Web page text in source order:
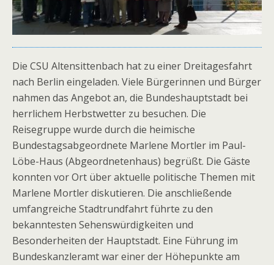
Die CSU Altensittenbach hat zu einer Dreitagesfahrt
nach Berlin eingeladen. Viele Bürgerinnen und Bürger
nahmen das Angebot an, die Bundeshauptstadt bei
herrlichem Herbstwetter zu besuchen. Die
Reisegruppe wurde durch die heimische
Bundestagsabgeordnete Marlene Mortler im Paul-
Löbe-Haus (Abgeordnetenhaus) begrüßt. Die Gäste
konnten vor Ort über aktuelle politische Themen mit
Marlene Mortler diskutieren. Die anschließende
umfangreiche Stadtrundfahrt führte zu den
bekanntesten Sehenswürdigkeiten und
Besonderheiten der Hauptstadt. Eine Führung im
Bundeskanzleramt war einer der Höhepunkte am